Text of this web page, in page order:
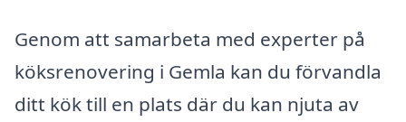
Genom att samarbeta med experter på
köksrenovering i Gemla kan du förvandla
ditt kök till en plats där du kan njuta av